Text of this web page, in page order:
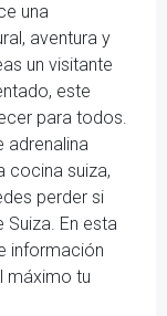
una
aventura y
un visitante
este
para todos.
adrenalina
cocina suiza,
perder si
En esta
información
máximo tu